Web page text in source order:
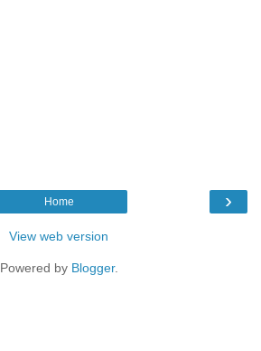
›
Home
View web version
Powered by Blogger.